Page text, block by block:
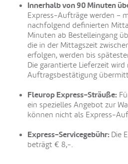
Innerhalb von 90 Minuten
Express-Aufträge werden –
nachfolgend definierten
Minuten ab Bestelleingang
die in der Mittagszeit
erfolgen, werden bis
Die garantierte Lieferzeit
Auftragsbestätigung
Fleurop Express-Sträuße:
ein spezielles Angebot zur
können nicht als Express-
Express-Servicegebühr: Die
beträgt € 8,-.